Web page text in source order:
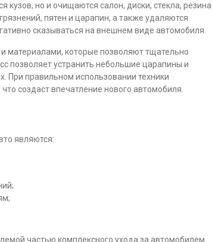
кузов, но и очищаются салон, диски, стекла, резина
пятен и царапин, а также удаляются
сказываться на внешнем виде автомобиля.
материалами, которые позволяют тщательно
позволяет устранить небольшие царапины и
При правильном использовании техники
создаст впечатление нового автомобиля.
являются:
частью комплексного ухода за автомобилем.